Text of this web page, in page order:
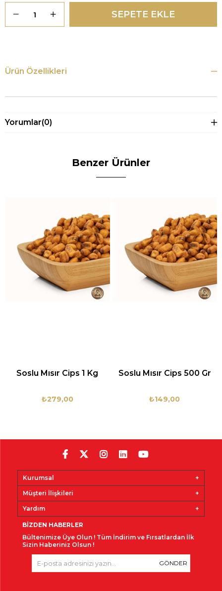
Ürün Özellikleri
Yorumlar(0)
Benzer Ürünler
Soslu Mısır Cips 1 Kg
₺279,00
Soslu Mısır Cips 500 Gr
₺149,00
Kurumsal
Müşteri İlişkileri
Yardım
BIZDEN HABERLER
Bültenimize Üye Olun ! Tüm İndirim ve Fırsatlardan İlk
Sizin Haberiniz Olsun !
GÖNDER